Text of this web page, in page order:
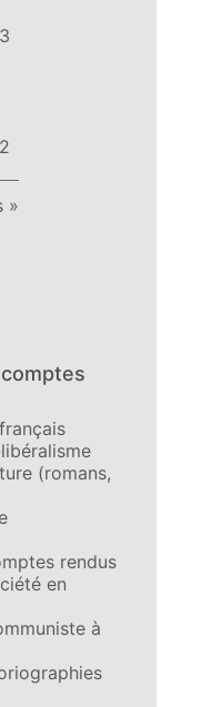
(romans,
rendus
en
à